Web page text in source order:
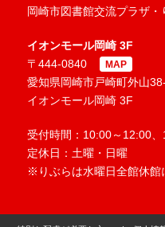
岡崎市図書館交流プラザ・
イオンモール岡崎 3F
〒444-0840
MAP
愛知県岡崎市戸崎町外山
イオンモール岡崎 3F
受付時間：10:00～12:00
定休日：土曜・日曜
※りぶらは水曜日全館休館